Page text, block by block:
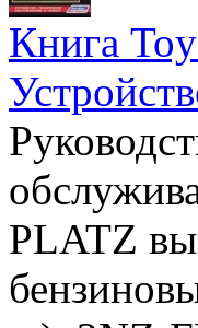
Книга
PLATZ